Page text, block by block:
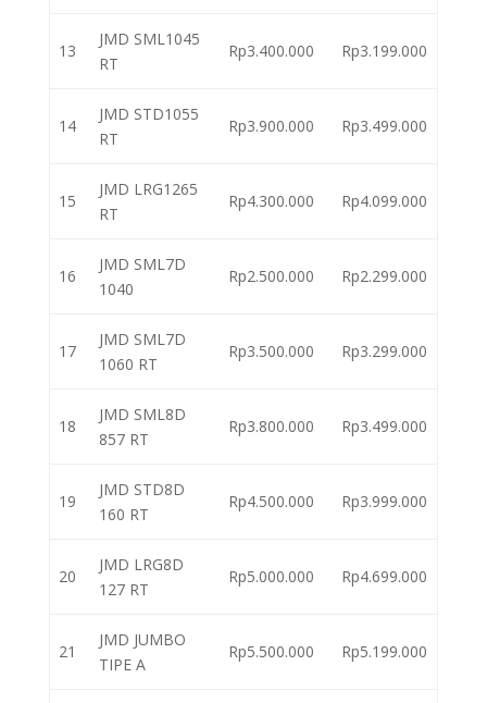
13
JMD SML1045
RT
Rp3.400.000 Rp3.199.000
14
JMD STD1055
RT
Rp3.900.000 Rp3.499.000
15
JMD LRG1265
RT
Rp4.300.000 Rp4.099.000
16
JMD SML7D
1040
Rp2.500.000 Rp2.299.000
17
JMD SML7D
1060 RT
Rp3.500.000 Rp3.299.000
18
JMD SML8D
857 RT
Rp3.800.000 Rp3.499.000
19
JMD STD8D
160 RT
Rp4.500.000 Rp3.999.000
20
JMD LRG8D
127 RT
Rp5.000.000 Rp4.699.000
21
JMD JUMBO
TIPE A
Rp5.500.000 Rp5.199.000